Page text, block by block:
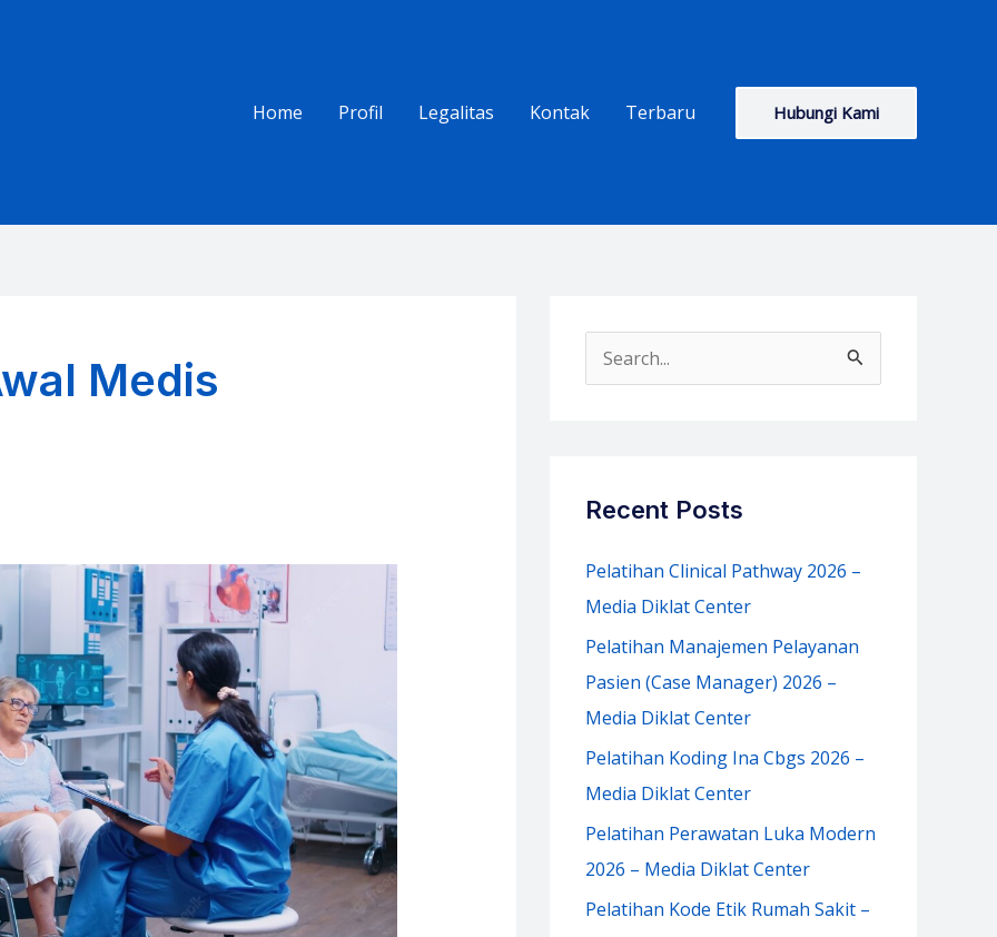
Home
Profil Legalitas Kontak Terbaru Hubungi Kami
Medis
e
h
f
o
Recent Posts
Pelatihan Clinical Pathway 2026 –
Media Diklat Center
Pelatihan Manajemen Pelayanan
Pasien (Case Manager) 2026 –
Media Diklat Center
Pelatihan Koding Ina Cbgs 2026 –
Media Diklat Center
Pelatihan Perawatan Luka Modern
2026 – Media Diklat Center
Pelatihan Kode Etik Rumah Sakit –